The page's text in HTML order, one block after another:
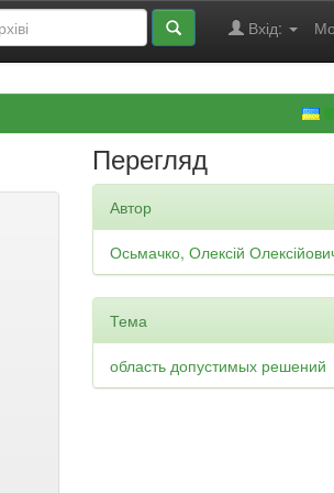
Вхід:
Перегляд
Автор
Осьмачко, Олексій
Тема
область допустимых решений